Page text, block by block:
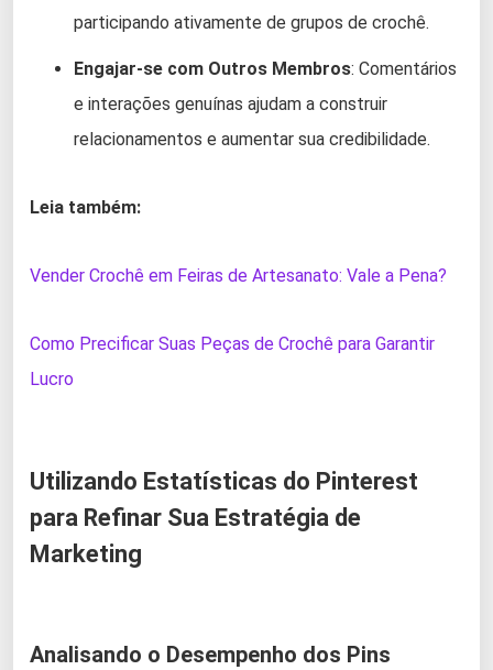
participando ativamente de grupos de crochê.
Engajar-se com Outros Membros: Comentários
e interações genuínas ajudam a construir
relacionamentos e aumentar sua credibilidade.
Leia também:
Vender Crochê em Feiras de Artesanato: Vale a Pena?
Como Precificar Suas Peças de Crochê para Garantir
Lucro
Utilizando Estatísticas do Pinterest
para Refinar Sua Estratégia de
Marketing
Analisando o Desempenho dos Pins